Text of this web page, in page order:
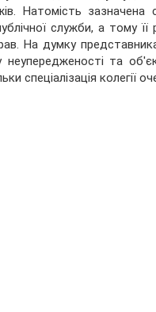
Натомість зазначена
служби, а тому
На думку
неупередженості та
спеціалізація колегії